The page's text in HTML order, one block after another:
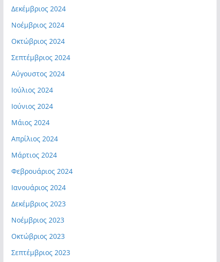
Δεκέμβριος 2024
Νοέμβριος 2024
Οκτώβριος 2024
Σεπτέμβριος 2024
Αύγουστος 2024
Ιούλιος 2024
Ιούνιος 2024
Μάιος 2024
Απρίλιος 2024
Μάρτιος 2024
Φεβρουάριος 2024
Ιανουάριος 2024
Δεκέμβριος 2023
Νοέμβριος 2023
Οκτώβριος 2023
Σεπτέμβριος 2023